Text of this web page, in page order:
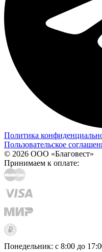
Политика
Пользовательское
© 2026 ООО «Благовест»
Принимаем к оплате:
Понедельник: с 8:00 до